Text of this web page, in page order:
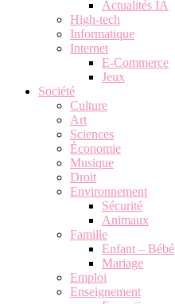
Actualités IA
High-tech
Informatique
Internet
E-Commerce
Jeux
Société
Culture
Art
Sciences
Économie
Musique
Droit
Environnement
Sécurité
Animaux
Famille
Enfant – Bébé
Mariage
Emploi
Enseignement